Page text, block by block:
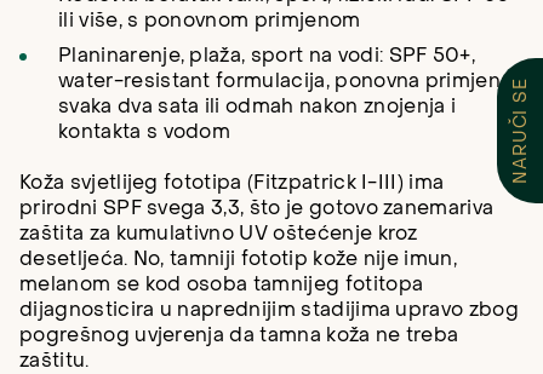
ili više, s ponovnom primjenom
Planinarenje, plaža, sport na vodi: SPF 50+,
water-resistant formulacija, ponovna primjena
svaka dva sata ili odmah nakon znojenja i
kontakta s vodom
Koža svjetlijeg fototipa (Fitzpatrick I-III) ima
prirodni SPF svega 3,3, što je gotovo zanemariva
zaštita za kumulativno UV oštećenje kroz
desetljeća. No, tamniji fototip kože nije imun,
melanom se kod osoba tamnijeg fotitopa
dijagnosticira u naprednijim stadijima upravo zbog
pogrešnog uvjerenja da tamna koža ne treba
zaštitu.
NARUČI SE